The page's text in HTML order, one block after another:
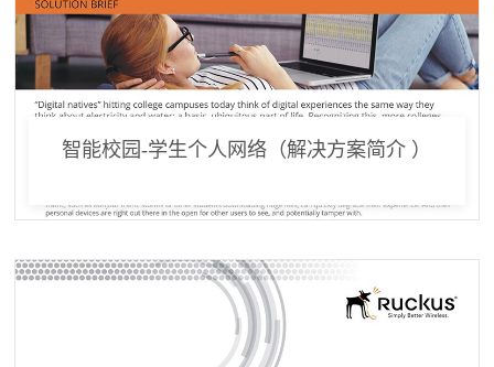
智能校园-学生个人网络（解决方案简介 ）